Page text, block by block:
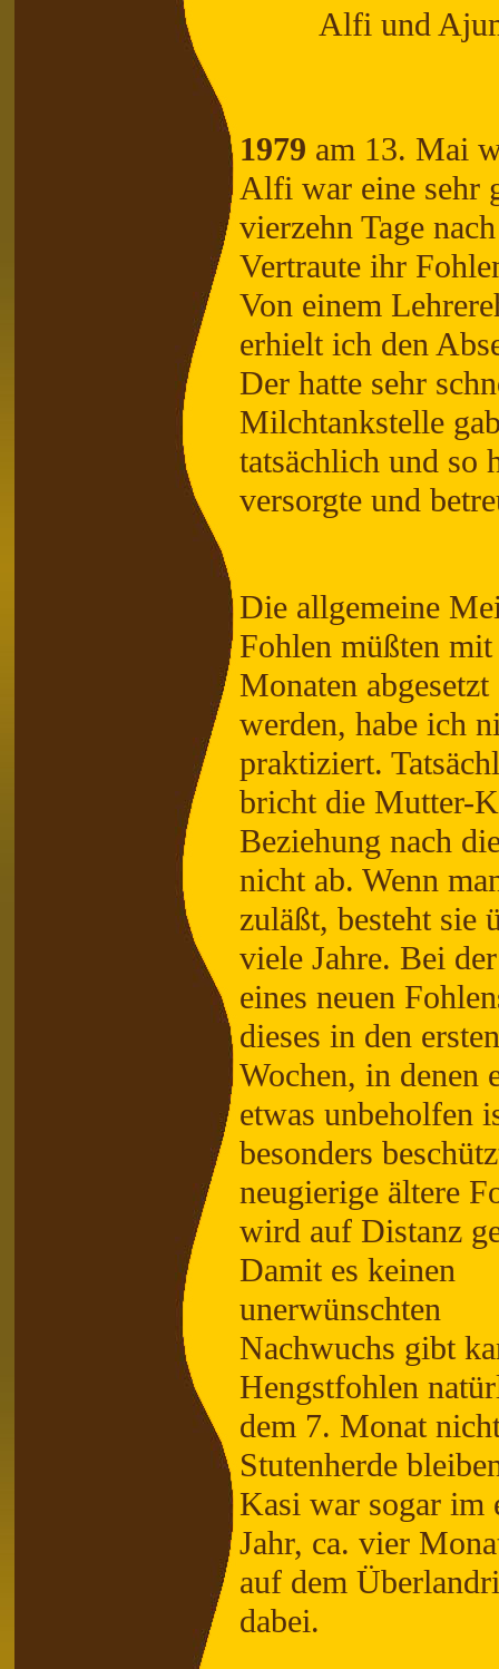
Alfi und
1979 am 13. Mai
Alfi war eine sehr
vierzehn Tage
Vertraute ihr
Von einem
erhielt ich den
Der hatte sehr
Milchtankstelle
tatsächlich und so
versorgte und
Die allgemeine
Fohlen müßten
Monaten abgesetzt
werden, habe ich
praktiziert.
bricht die Mutter-
Beziehung nach
nicht ab. Wenn
zuläßt, besteht sie
viele Jahre. Bei
eines neuen
dieses in den ersten
Wochen, in denen
etwas unbeholfen
besonders
neugierige ältere
wird auf Distanz
Damit es keinen
unerwünschten
Nachwuchs gibt
Hengstfohlen
dem 7. Monat
Stutenherde
Kasi war sogar im
Jahr, ca. vier
auf dem
dabei.